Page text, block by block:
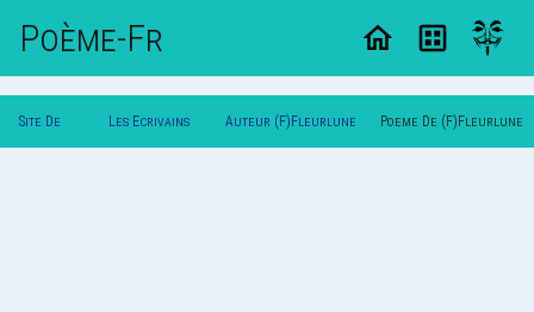
Poème-Fr
Site De Les Ecrivains Auteur (F)Fleurlune Poeme De (F)Fleurlune